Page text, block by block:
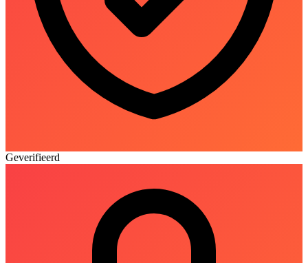
Geverifieerd